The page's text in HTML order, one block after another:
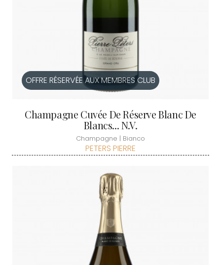
OFFRE RÉSERVÉE AUX MEMBRES CLUB
Champagne Cuvée De Réserve Blanc De
Blancs... N.V.
Champagne | Bianco
PETERS PIERRE